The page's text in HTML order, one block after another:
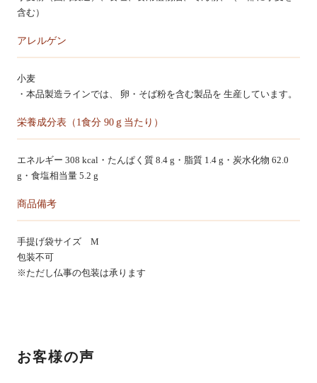
含む）
アレルゲン
小麦
・本品製造ラインでは、 卵・そば粉を含む製品を 生産しています。
栄養成分表（1食分 90ｇ当たり）
エネルギー 308 kcal・たんぱく質 8.4 g・脂質 1.4 g・炭水化物 62.0
g・食塩相当量 5.2 g
商品備考
手提げ袋サイズ M
包装不可
※ただし仏事の包装は承ります
お客様の声